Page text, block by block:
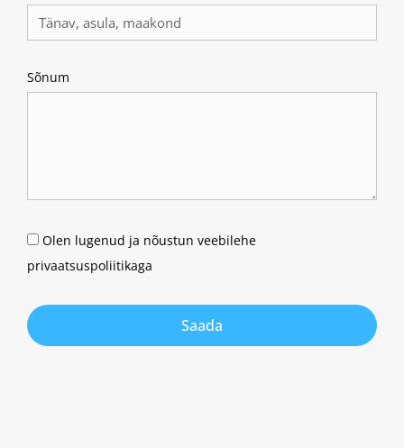
Sõnum
Olen lugenud ja nõustun veebilehe
privaatsuspoliitikaga
Saada